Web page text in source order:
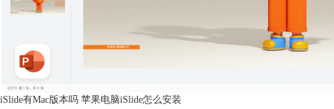
iSlide有Mac版本吗 苹果电脑iSlide怎么安装